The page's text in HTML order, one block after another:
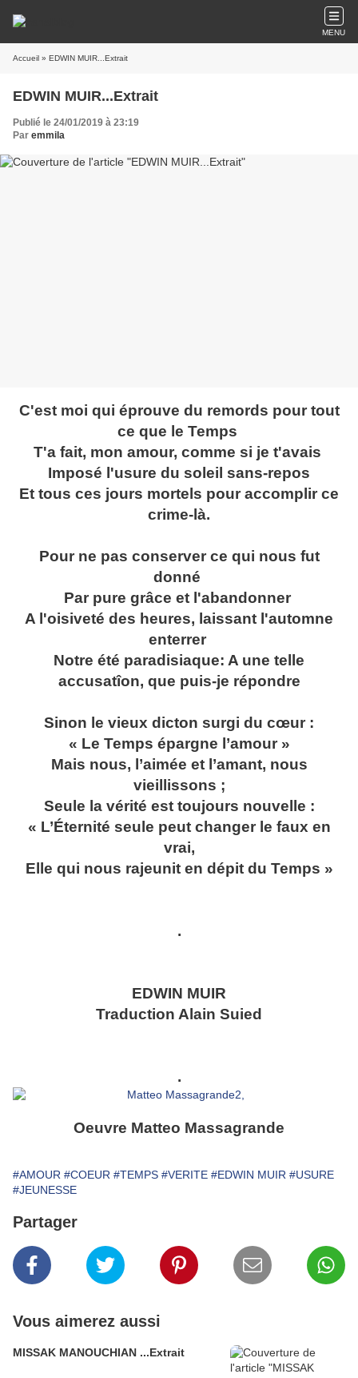
MENU
Accueil » EDWIN MUIR...Extrait
EDWIN MUIR...Extrait
Publié le 24/01/2019 à 23:19
Par emmila
C'est moi qui éprouve du remords pour tout
ce que le Temps
T'a fait, mon amour, comme si je t'avais
Imposé l'usure du soleil sans-repos
Et tous ces jours mortels pour accomplir ce
crime-là.
Pour ne pas conserver ce qui nous fut
donné
Par pure grâce et l'abandonner
A l'oisiveté des heures, laissant l'automne
enterrer
Notre été paradisiaque: A une telle
accusatîon, que puis-je répondre
Sinon le vieux dicton surgi du cœur :
« Le Temps épargne l’amour »
Mais nous, l’aimée et l’amant, nous
vieillissons ;
Seule la vérité est toujours nouvelle :
« L’Éternité seule peut changer le faux en
vrai,
Elle qui nous rajeunit en dépit du Temps »
.
EDWIN MUIR
Traduction Alain Suied
.
Oeuvre Matteo Massagrande
#AMOUR #COEUR #TEMPS #VERITE #EDWIN MUIR #USURE
#JEUNESSE
Partager
Vous aimerez aussi
MISSAK MANOUCHIAN ...Extrait